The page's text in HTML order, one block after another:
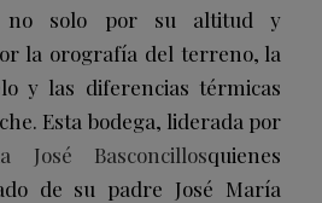
no solo por su altitud y
la orografía del terreno, la
y las diferencias térmicas
Esta bodega, liderada por
Basconcillosquienes
de su padre José María